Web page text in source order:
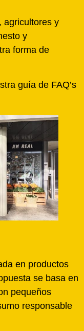
agricultores y
y
forma de
guía de FAQ’s
en productos
se basa en
pequeños
responsable